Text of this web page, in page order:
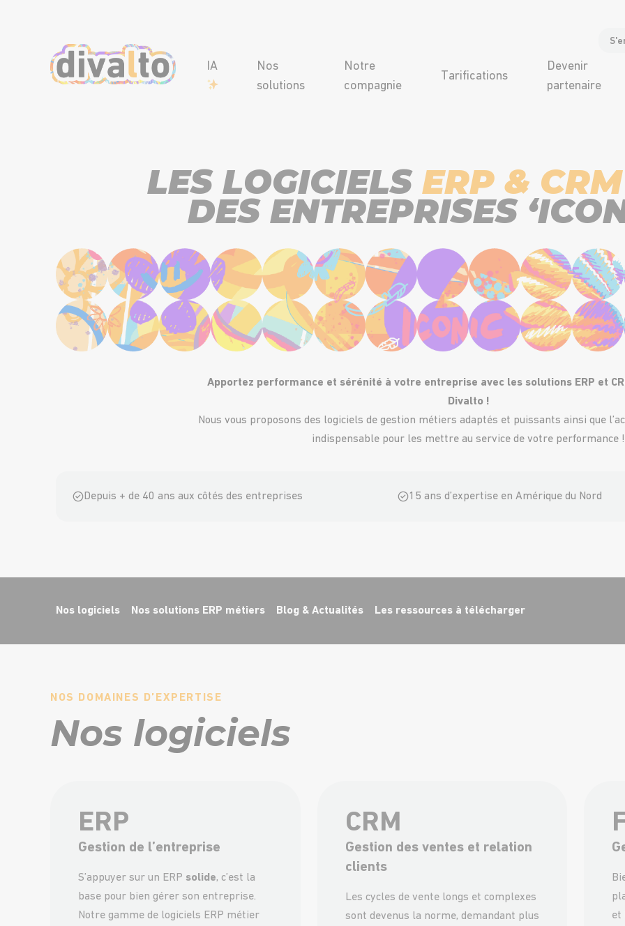
IA
Nos
solutions
Notre
compagnie
Tarifications
Devenir
partenaire
LES LOGICIELSERP &
DES ENTREPRISES
Apportez performance et sérénité à votre entreprise avec les solutions ERP et
Divalto !
Nous vous proposons des logiciels de gestion métiers adaptés et puissants ainsi que
indispensable pour les mettre au service de votre performance !
Depuis + de 40 ans aux côtés des entreprises 15 ans d’expertise en Amérique du Nord
Nos logiciels Nos solutions ERP métiers Blog & Actualités Les ressources à télécharger
NOS DOMAINES D’EXPERTISE
Nos logiciels
ERP
Gestion de l’entreprise
S’appuyer sur un ERP solide, c’est la
base pour bien gérer son entreprise.
Notre gamme de logiciels ERP métier
CRM
Gestion des ventes et relation
clients
Les cycles de vente longs et complexes
sont devenus la norme, demandant plus
et